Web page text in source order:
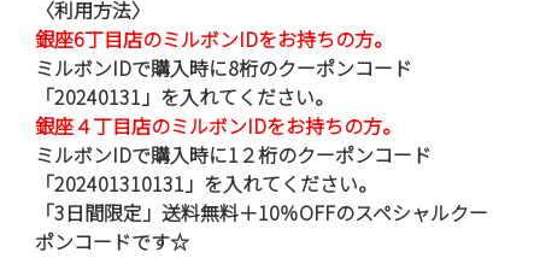
〈利用方法〉
銀座6丁目店のミルボンIDをお持ちの方。
ミルボンIDで購入時に8桁のクーポンコード
「20240131」を入れてください。
銀座４丁目店のミルボンIDをお持ちの方。
ミルボンIDで購入時に1２桁のクーポンコード
「202401310131」を入れてください。
「3日間限定」送料無料＋10％OFFのスペシャルクー
ポンコードです☆